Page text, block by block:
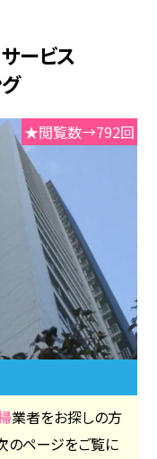
ービス
★閲覧数→792回
業者をお探しの方
のページをご覧に